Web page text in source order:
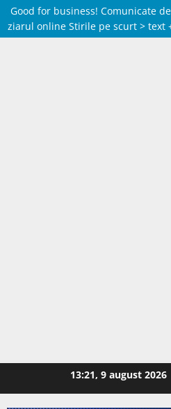
Good for business! Comunicate
ziarul online Stirile pe scurt > text
13:21, 9 august 2026